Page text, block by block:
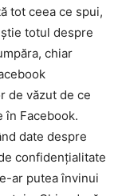
tot ceea ce spui,
totul despre
chiar
de văzut de ce
în Facebook.
date despre
confidențialitate
ar putea învinui